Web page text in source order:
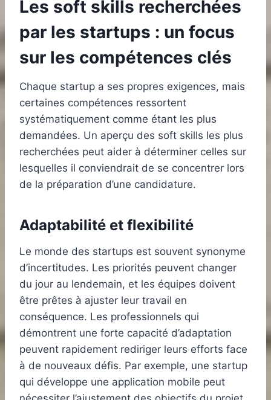
Les soft skills recherchées
par les startups : un focus
sur les compétences clés
Chaque startup a ses propres exigences, mais
certaines compétences ressortent
systématiquement comme étant les plus
demandées. Un aperçu des soft skills les plus
recherchées peut aider à déterminer celles sur
lesquelles il conviendrait de se concentrer lors
de la préparation d’une candidature.
Adaptabilité et flexibilité
Le monde des startups est souvent synonyme
d’incertitudes. Les priorités peuvent changer
du jour au lendemain, et les équipes doivent
être prêtes à ajuster leur travail en
conséquence. Les professionnels qui
démontrent une forte capacité d’adaptation
peuvent rapidement rediriger leurs efforts face
à de nouveaux défis. Par exemple, une startup
qui développe une application mobile peut